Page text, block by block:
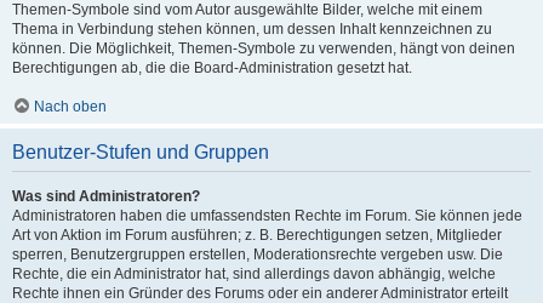
Themen-Symbole sind vom Autor ausgewählte Bilder, welche mit einem
Thema in Verbindung stehen können, um dessen Inhalt kennzeichnen zu
können. Die Möglichkeit, Themen-Symbole zu verwenden, hängt von deinen
Berechtigungen ab, die die Board-Administration gesetzt hat.
Nach oben
Benutzer-Stufen und Gruppen
Was sind Administratoren?
Administratoren haben die umfassendsten Rechte im Forum. Sie können jede
Art von Aktion im Forum ausführen; z. B. Berechtigungen setzen, Mitglieder
sperren, Benutzergruppen erstellen, Moderationsrechte vergeben usw. Die
Rechte, die ein Administrator hat, sind allerdings davon abhängig, welche
Rechte ihnen ein Gründer des Forums oder ein anderer Administrator erteilt